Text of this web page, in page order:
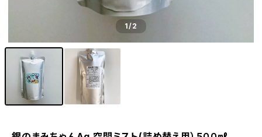
1/2